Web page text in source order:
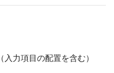
力項目の配置を含む）